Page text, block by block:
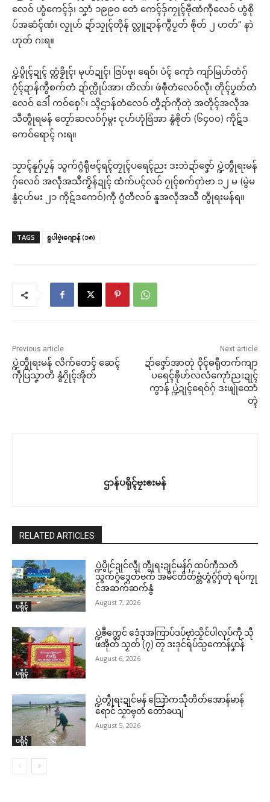
လေဝ် ဟွံကေၚ်ဒှ်၊ သၞာံ ၁၉၉၀ တေံ ကေၚ်ဒှ်ကၠုၚ်ဗီုဏံကီုလေဝ် ဟွံစို
ပ်အဆံၚ်ဏံ၊ လၟုဟ် ဍာ်သၠုၚ်တိုန် လ္တူဍာန်ကွဳပၟတ် ၜိုတ် ၂ ဟတ်” နာဲ
ဟုတ် ဂးရ။
ပ္ဍဲပွိုၚ်ဍုၚ် တ္ကံခၟိုၚ်၊ မုဟ်ဍုၚ်၊ ဇြပ်ဗု၊ ရေဝ်၊ ပံၚ် ကေုာံ ကျာ်မြဟ်တံဂှ်
ဂၠံၚ်ဍာန်ကွဳစက်တံ ဍာ်က္လိုပ်အာ၊ တိလာ်၊ ဖဴၜဵုတံလေဝ်လီု၊ တိုၚ်ပၟတ်တံ
လေဝ် ဒေါံ ကဝ်စှေ်၊ သ္ၚိဌာန်တံလေဝ် တၞီဍာ်ကီုတုဲ အတိုၚ်အလဵုအ
သဳတွဵုရမန် တၟော်ဆလဝ်ဂှ်မ္ဂး ၚုဟ်ဟုံဗြံအာ နွံၜိုတ် (၆၄၀၀) ကိုဋ်ဒ
ကေဝ်ရောၚ် ဂးရ။
သၟာၚ်နူဂှ်ပၠန် သွက်ဂွံရီုဗၚ်ရၚ်တၠုၚ်ပရေၚ်ညး ဒးဘဲဍာ်ဇၞော် ပ္ဍဲတွဵုရးမန်
ဂှ်လေဝ် အလဵုအသဳကၟိန်ဍုၚ် ထံက်ပၚ်လဝ် ဂၠုၚ်စက်ဝှာဲဗာ ၁၂ မ (မွဲမ
နွံၚုဟ်မး ၂၁ ကိုဋ်ဒကေဝ်)ကီု ဂွံတီလဝ် နူအလဵုအသဳ တွဵုရးမန်ရ။
TAGS ရူပါဗၠဲ၊ဂျောန် (၁၈)
Previous article
ပ္ဍဲတွဵုရးမန် လိက်တေၚ် ဆေၚ်
ကဵုပြသၞာတိ နွံဂၠိုၚ်အိုတ်
Next article
ဍာ်ဇၞော်အာတုဲ ဝိုၚ်ဓရီုတက်ကျာ
ပရေၚ်ၜိုဟ်လလံကေုာံညးဍုၚ်
ကွာန် ပ္ဍဲဍုၚ်ရေဝ်ဂှ် ဒးဖျုဲထောံ
တ္ၚဲ
ဌာန်ပရိုၚ်ဗၠးၜးမန်
RELATED ARTICLES
ပရိုၚ်
ပ္ဍဲပွိုင်ဍုင်လ္ၚဵု တွဵုရးဍုင်မန်ဂှ် ထပ်ကဵုသတိ
သွက်ဂွံဒ္ဂေတ်ဗက် အမိင်တိတ်ဗ္တံဟွံဂွံဂှ်တုဲ ရပ်ကၠု
င်အဆက်ဆက်နွံ
August 7, 2026
ပရိုၚ်
ပ္ဍဲၜဳက္လေင် ဒေံဒုအကြာပ်ဒပ်ဗၠာဲသၟိင်ပါလုပ်ကီု သီု
ဖအိုတ် သၟတ် (၇) တၠ ဒးဒုင်ရပ်သ္ပကောန်ပၞာန်
August 6, 2026
ပရိုၚ်
ပ္ဍဲတွဵုရးဍုင်မန် သြောံကသီုတိတ်အောန်မာန်
ရောင် သၟာဗ္ၚတံ တော်ခယျ
August 5, 2026